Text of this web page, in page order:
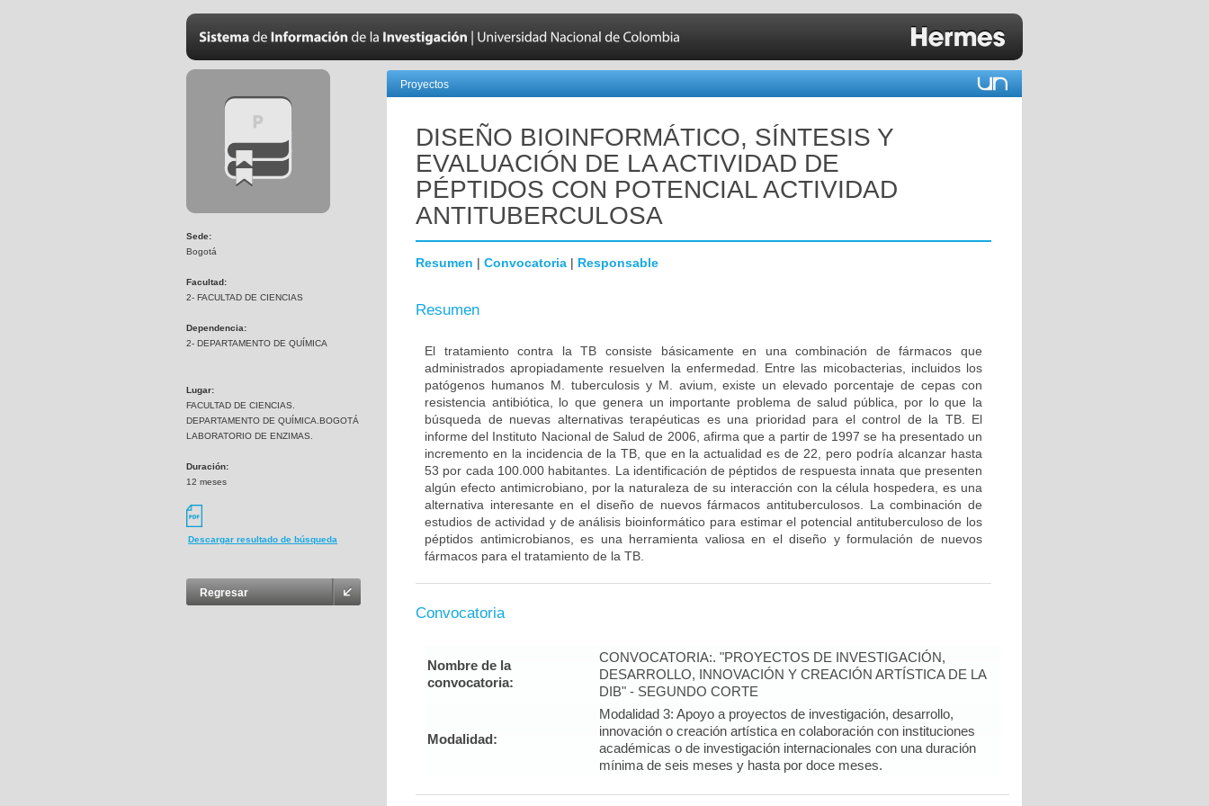
Sede:
Bogotá
Facultad:
2- FACULTAD DE CIENCIAS
Dependencia:
2- DEPARTAMENTO DE QUÍMICA
Lugar:
FACULTAD DE CIENCIAS.
DEPARTAMENTO DE QUÍMICA.BOGOTÁ
LABORATORIO DE ENZIMAS.
Duración:
12 meses
Descargar resultado de búsqueda
Regresar
Proyectos
DISEÑO BIOINFORMÁTICO, SÍNTESIS Y
EVALUACIÓN DE LA ACTIVIDAD DE
PÉPTIDOS CON POTENCIAL ACTIVIDAD
ANTITUBERCULOSA
Resumen | Convocatoria | Responsable
Resumen
El tratamiento contra la TB consiste básicamente en una combinación de fármacos que
administrados apropiadamente resuelven la enfermedad. Entre las micobacterias, incluidos los
patógenos humanos M. tuberculosis y M. avium, existe un elevado porcentaje de cepas con
resistencia antibiótica, lo que genera un importante problema de salud pública, por lo que la
búsqueda de nuevas alternativas terapéuticas es una prioridad para el control de la TB. El
informe del Instituto Nacional de Salud de 2006, afirma que a partir de 1997 se ha presentado un
incremento en la incidencia de la TB, que en la actualidad es de 22, pero podría alcanzar hasta
53 por cada 100.000 habitantes. La identificación de péptidos de respuesta innata que presenten
algún efecto antimicrobiano, por la naturaleza de su interacción con la célula hospedera, es una
alternativa interesante en el diseño de nuevos fármacos antituberculosos. La combinación de
estudios de actividad y de análisis bioinformático para estimar el potencial antituberculoso de los
péptidos antimicrobianos, es una herramienta valiosa en el diseño y formulación de nuevos
fármacos para el tratamiento de la TB.
Convocatoria
Nombre de la
convocatoria:
CONVOCATORIA:. "PROYECTOS DE INVESTIGACIÓN,
DESARROLLO, INNOVACIÓN Y CREACIÓN ARTÍSTICA DE LA
DIB" - SEGUNDO CORTE
Modalidad:
Modalidad 3: Apoyo a proyectos de investigación, desarrollo,
innovación o creación artística en colaboración con instituciones
académicas o de investigación internacionales con una duración
mínima de seis meses y hasta por doce meses.